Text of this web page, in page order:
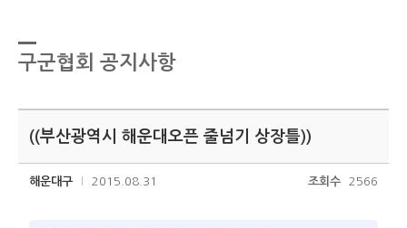
구군협회 공지사항
((부산광역시 해운대오픈 줄넘기 상장틀))
해운대구 2015.08.31 조회수 2566